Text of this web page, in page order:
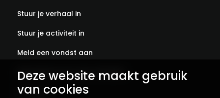
Deze website maakt gebruik
van cookies
Stuur je verhaal in
Stuur je activiteit in
Meld een vondst aan
Abonneer je op onze verhalen
Contact